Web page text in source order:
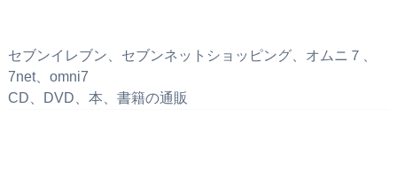
セブンイレブン、セブンネットショッピング、オムニ７、
7net、omni7
CD、DVD、本、書籍の通販